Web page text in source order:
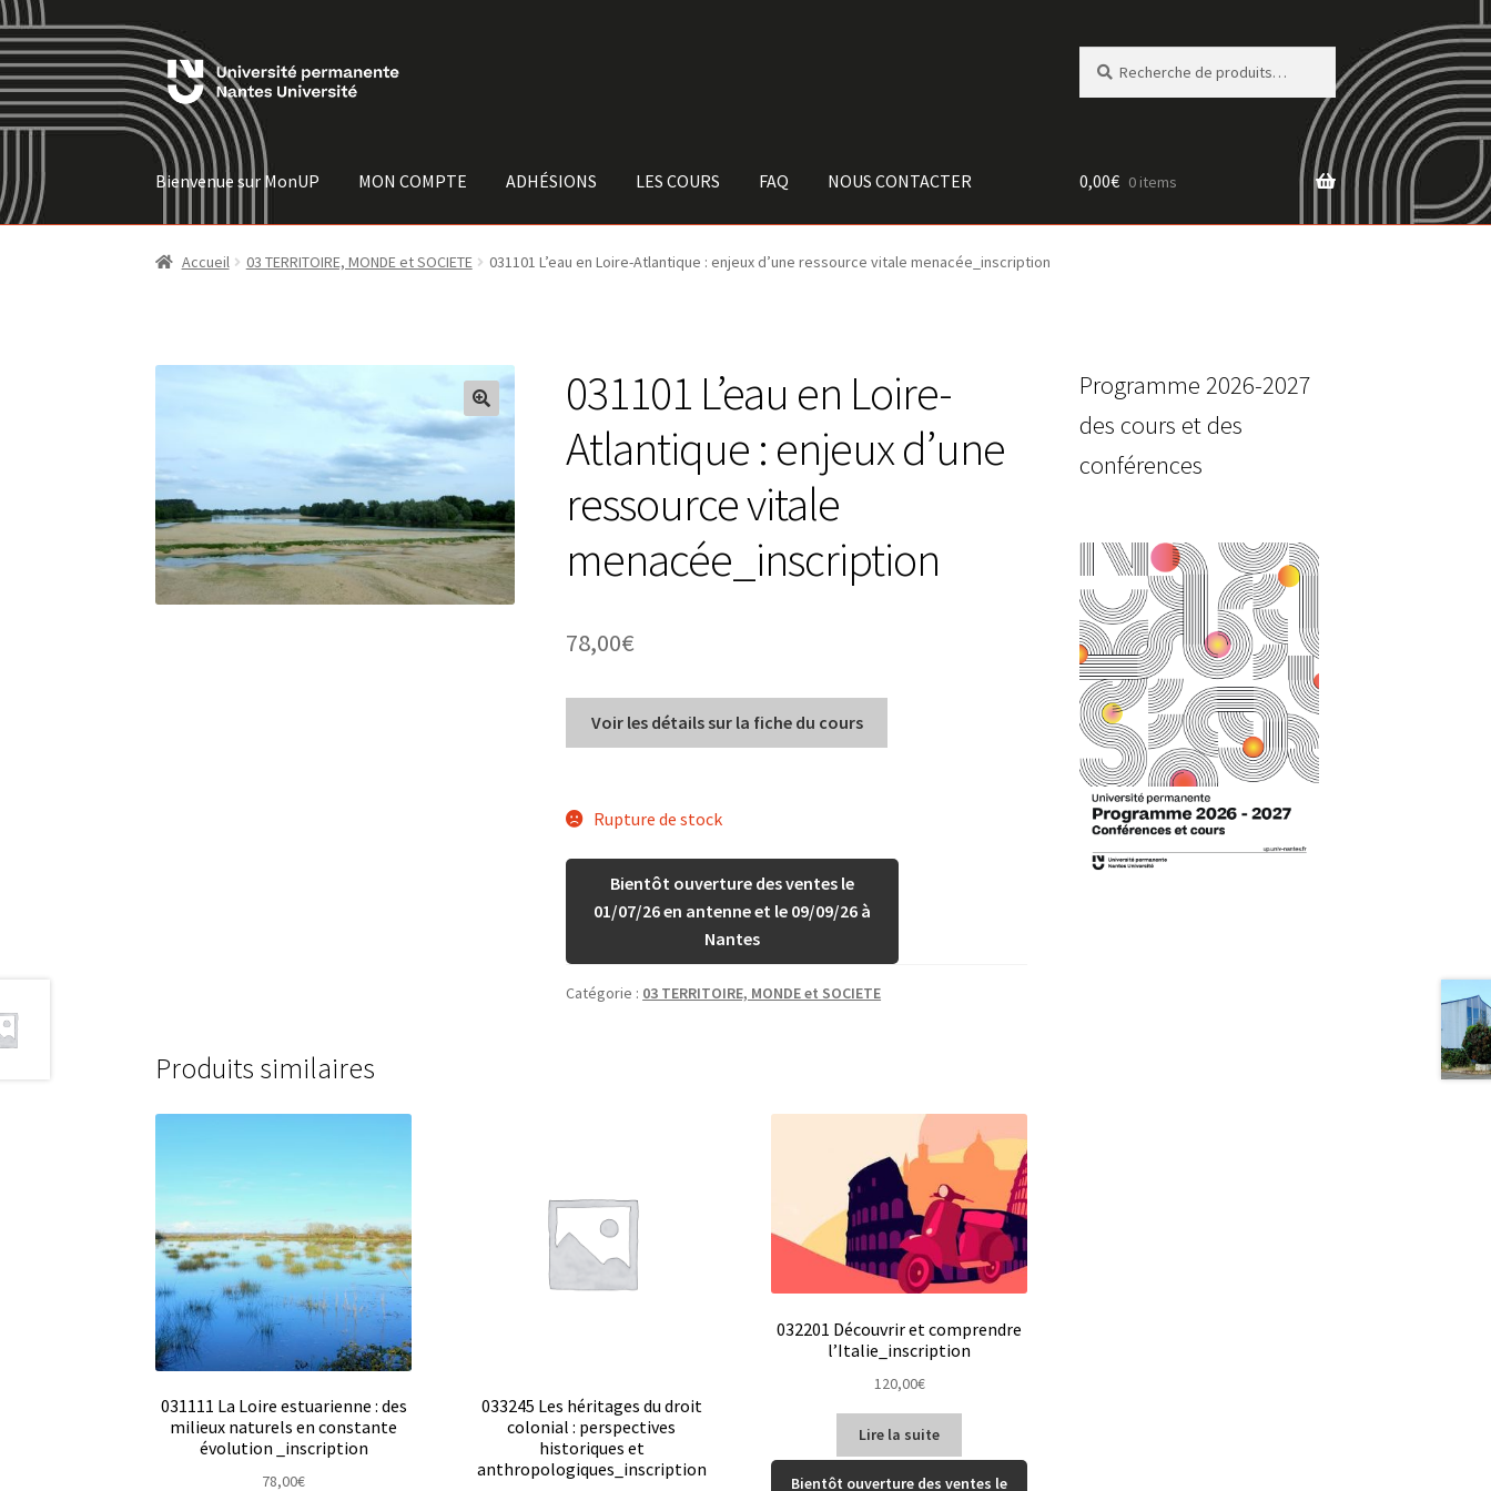
Skip
to
navigation
Skip
to
content
pour :
Bienvenue sur MonUP MON COMPTE ADHÉSIONS LES COURS FAQ NOUS CONTACTER 0,00€ 0 items
Accueil 03 TERRITOIRE, MONDE et SOCIETE 031101 L’eau en Loire-Atlantique : enjeux d’une ressource vitale menacée_inscription
🔍
031101 L’eau en Loire-
Atlantique : enjeux d’une
ressource vitale
menacée_inscription
78,00€
Voir les détails sur la fiche du cours
Rupture de stock
Bientôt ouverture des ventes le
01/07/26 en antenne et le 09/09/26 à
Nantes
Catégorie : 03 TERRITOIRE, MONDE et SOCIETE
Produits similaires
031111 La Loire estuarienne : des
milieux naturels en constante
évolution _inscription
78,00€
033245 Les héritages du droit
colonial : perspectives
historiques et
anthropologiques_inscription
032201 Découvrir et comprendre
l’Italie_inscription
120,00€
Lire la suite
Bientôt ouverture des ventes le
Programme 2026-2027
des cours et des
conférences